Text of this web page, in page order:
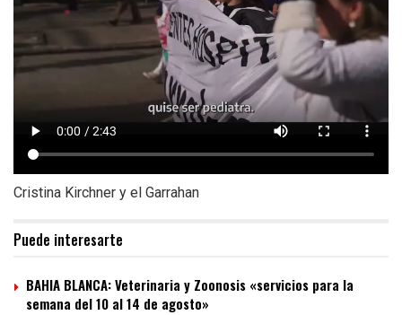
Cristina Kirchner y el Garrahan
Puede interesarte
BAHIA BLANCA: Veterinaria y Zoonosis «servicios para la
semana del 10 al 14 de agosto»